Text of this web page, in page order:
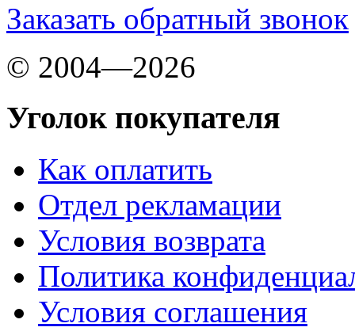
Заказать обратный звонок
© 2004—2026
Уголок покупателя
Как оплатить
Отдел рекламации
Условия возврата
Политика
Условия соглашения